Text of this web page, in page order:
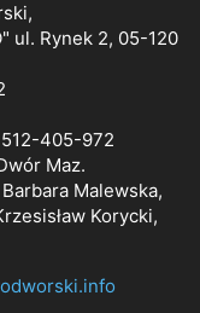
ul. Rynek 2, 05-120
405-972
Maz.
Malewska,
Korycki,